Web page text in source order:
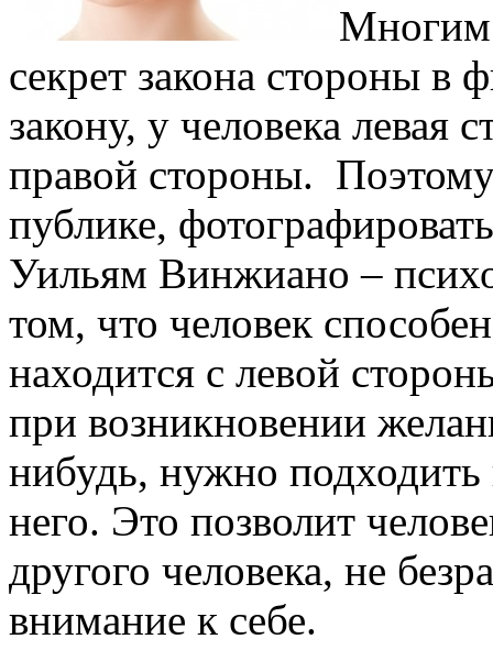
Многим
секрет закона стороны в
закону, у человека левая
правой стороны.
публике,
Уильям Винжиано –
том, что человек
находится с левой
при возникновении
нибудь, нужно подходить
него. Это позволит
другого человека, не
внимание к себе.